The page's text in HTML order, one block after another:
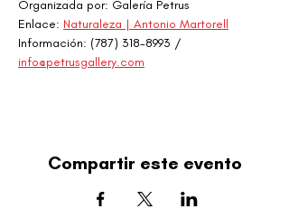
Organizada por: Galería Petrus
Enlace: Naturaleza | Antonio Martorell
Información: (787) 318-8993 /
info@petrusgallery.com
Compartir este evento